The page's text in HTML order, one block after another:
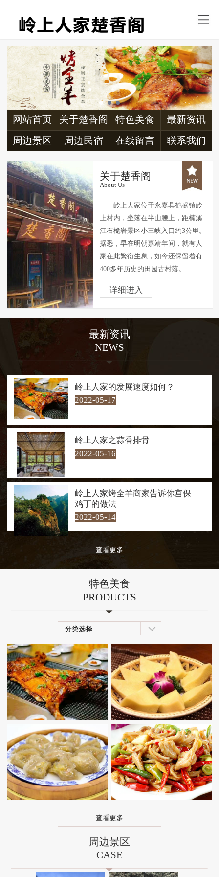
关于楚香阁
特色美食
最新资讯
周边景区
周边民宿
网站首页 关于楚香阁 特色美食 最新资讯
周边景区 周边民宿 在线留言 联系我们
关于楚香阁
About Us
岭上人家位于永嘉县鹤盛镇岭
上村内，坐落在半山腰上，距楠溪
江石桅岩景区小三峡入口约3公里。
据悉，早在明朝嘉靖年间，就有人
家在此繁衍生息，如今还保留着有
400多年历史的田园古村落。
岭上人家背山面溪，四周山色
青翠欲滴，空气清新异常，素有“天
村内房屋外观一仍其旧，显得朴素
大方，屋内却经过精心改造，已成
茶肆客会。是问茶歇脚和享受腊洒
上，游客仿佛进入了青山绿水的怀
抱，四周山色青翠欲滴，桥下溪流
每每经过，游客总会情不自禁地下
水嬉戏。每到夜幕降临，岭上人家
的夜景也是一绝，让人流连忘返！
详细进入
最新资讯
NEWS
岭上人家的发展速度如何？
2022-05-17
岭上人家之蒜香排骨
2022-05-16
岭上人家烤全羊商家告诉你宫保
鸡丁的做法
2022-05-14
查看更多
特色美食
PRODUCTS
分类选择
查看更多
周边景区
CASE